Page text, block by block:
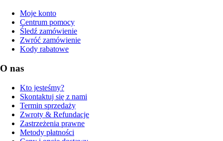
Moje konto
Centrum pomocy
Śledź zamówienie
Zwróć zamówienie
Kody rabatowe
O nas
Kto jesteśmy?
Skontaktuj się z nami
Termin sprzedaży
Zwroty & Refundacje
Zastrzeżenia prawne
Metody płatności